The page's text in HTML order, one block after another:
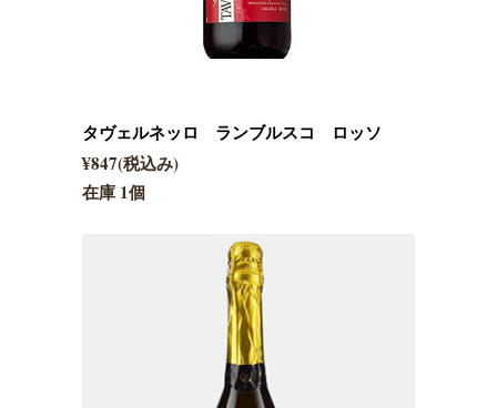
タヴェルネッロ ランブルスコ ロッソ
¥847(税込み)
在庫 1個